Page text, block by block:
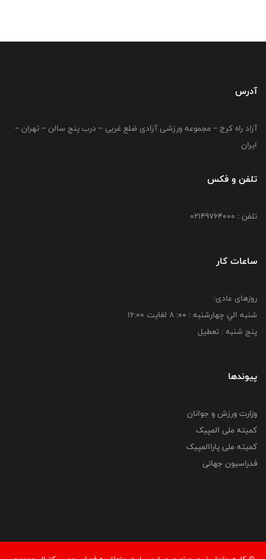
آدرس
آزاد راه کرج – مجموعه ورزشی آزادی ضلع غربی – درب پنج سالن – تهران –
ایران
تلفن و فکس
تلفن : 02149764000
ساعات کار
روزهای عادی:
شنبه الي چهارشنبه : 00: 8 لغايت 16:00
پنج شنبه : تعطیل
پیوندها
وزارت ورزش و جوانان
کمیته ملی المپیک
کمیته ملی پاراالمپیک
فدراسیون جهانی